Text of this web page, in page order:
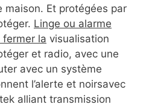
Et protégées par
Linge ou alarme
la visualisation
et radio, avec une
avec un système
l’alerte et noirsavec
alliant transmission